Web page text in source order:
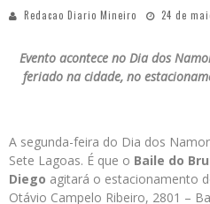
Redacao Diario Mineiro 24 de
Evento acontece no Dia dos
feriado na cidade, no
A segunda-feira do Dia dos
Sete Lagoas. É que o Baile do
Diego agitará o estacionamento
Otávio Campelo Ribeiro, 2801 –